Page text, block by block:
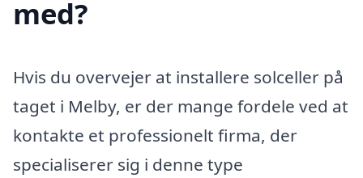
med?
Hvis du overvejer at installere solceller på
taget i Melby, er der mange fordele ved at
kontakte et professionelt firma, der
specialiserer sig i denne type